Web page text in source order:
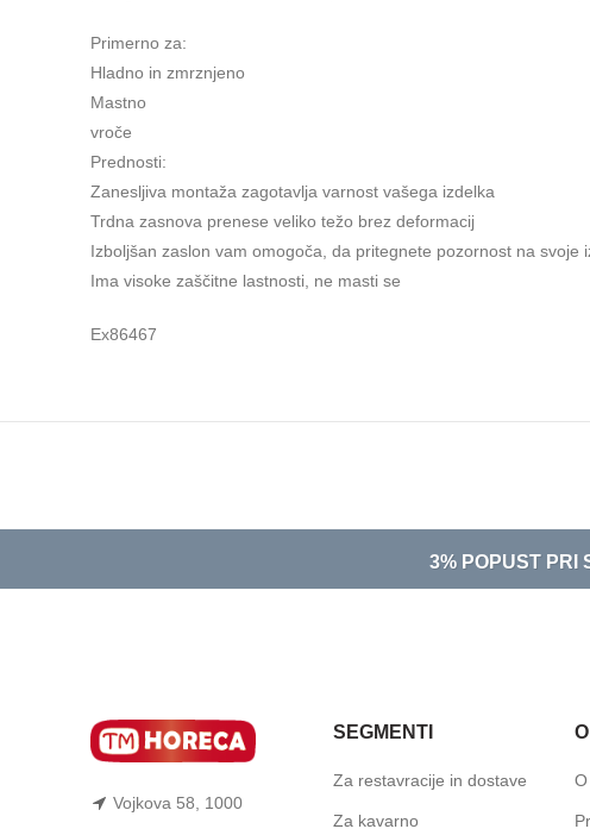
Primerno za:
Hladno in zmrznjeno
Mastno
vroče
Prednosti:
Zanesljiva montaža zagotavlja varnost vašega izdelka
Trdna zasnova prenese veliko težo brez deformacij
Izboljšan zaslon vam omogoča, da pritegnete pozornost na svoje
Ima visoke zaščitne lastnosti, ne masti se
Ex86467
3% POPUST PRI
Vojkova 58, 1000
SEGMENTI
Za restavracije in dostave
Za kavarno